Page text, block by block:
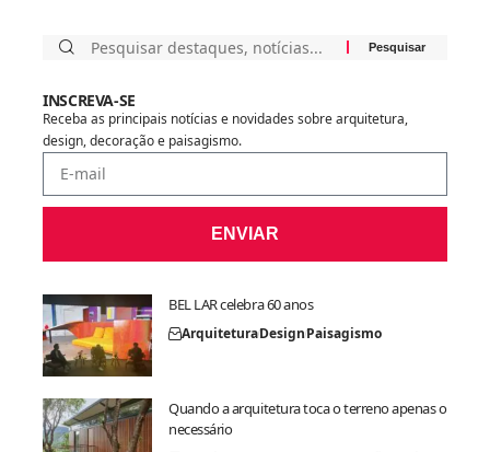
INSCREVA-SE
Receba as principais notícias e novidades sobre arquitetura,
design, decoração e paisagismo.
ENVIAR
BEL LAR celebra 60 anos
ArquiteturaDesignPaisagismo
Quando a arquitetura toca o terreno apenas o
necessário